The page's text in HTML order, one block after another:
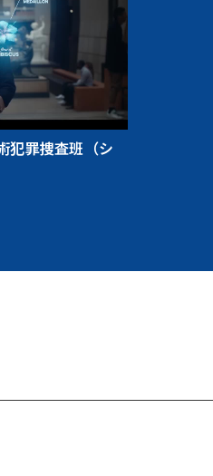
犯罪捜査班（シ